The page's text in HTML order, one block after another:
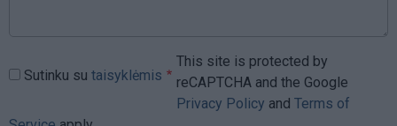
Sutinku su taisyklėmis
This site is protected by
reCAPTCHA and the Google
Privacy Policy and Terms of